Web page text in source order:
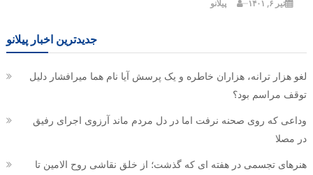
تیر ۶, ۱۴۰۱ پیلانو
جدیدترین اخبار پیلانو
لغو هزار ترانه، هزاران خاطره و یک پرسش آیا نام هما میرافشار دلیل
توقف مراسم بود؟
وداعی که روی صحنه نرفت اما در دل مردم ماند آرزوی اجرای رفیق
در مصلا
هنرهای تجسمی در هفته ای که گذشت؛ از خلق نقاشی روح الامین تا